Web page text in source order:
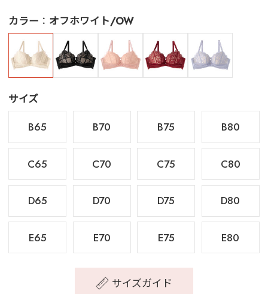
カラー オフホワイト/OW
サイズ
B65
B70 B75 B80
C65 C70 C75 C80
D65 D70 D75 D80
E65 E70 E75 E80
サイズガイド